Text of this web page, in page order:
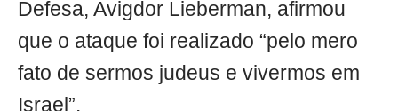
Defesa, Avigdor Lieberman, afirmou
que o ataque foi realizado “pelo mero
fato de sermos judeus e vivermos em
Israel”.